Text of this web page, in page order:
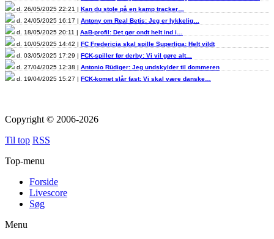
d. 26/05/2025 22:21 | Kan du stole på en kamp tracker…
d. 24/05/2025 16:17 | Antony om Real Betis: Jeg er lykkelig…
d. 18/05/2025 20:11 | AaB-profil: Det gør ondt helt ind i…
d. 10/05/2025 14:42 | FC Fredericia skal spille Superliga: Helt vildt
d. 03/05/2025 17:29 | FCK-spiller før derby: Vi vil gøre alt…
d. 27/04/2025 12:38 | Antonio Rüdiger: Jeg undskylder til dommeren
d. 19/04/2025 15:27 | FCK-komet slår fast: Vi skal være danske…
Copyright © 2006-2026
Til top RSS
Top-menu
Forside
Livescore
Søg
Menu